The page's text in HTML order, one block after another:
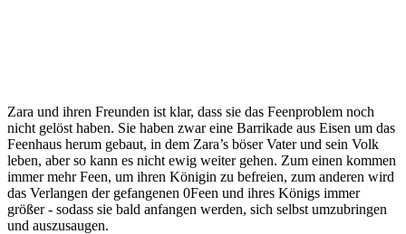
Zara und ihren Freunden ist klar, dass sie das Feenproblem noch
nicht gelöst haben. Sie haben zwar eine Barrikade aus Eisen um das
Feenhaus herum gebaut, in dem Zara’s böser Vater und sein Volk
leben, aber so kann es nicht ewig weiter gehen. Zum einen kommen
immer mehr Feen, um ihren Königin zu befreien, zum anderen wird
das Verlangen der gefangenen 0Feen und ihres Königs immer
größer - sodass sie bald anfangen werden, sich selbst umzubringen
und auszusaugen.